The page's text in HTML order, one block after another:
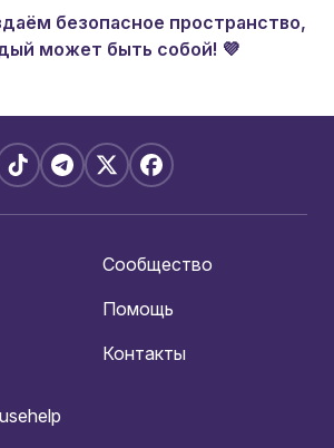
безопасное пространство,
может быть собой! 💜
Сообщество
Помощь
Контакты